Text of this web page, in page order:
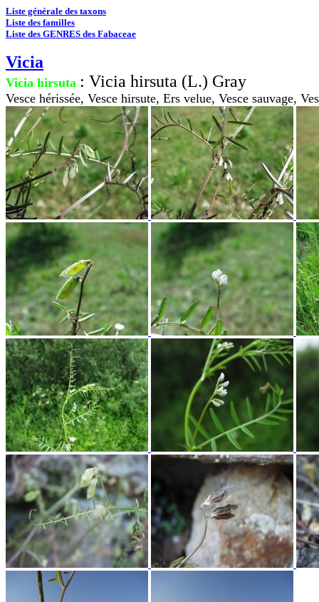
Liste générale des taxons
Liste des familles
Liste des GENRES des Fabaceae
Vicia
Vicia hirsuta : Vicia hirsuta (L.) Gray
Vesce hérissée, Vesce hirsute, Ers velue, Vesce sauvage,